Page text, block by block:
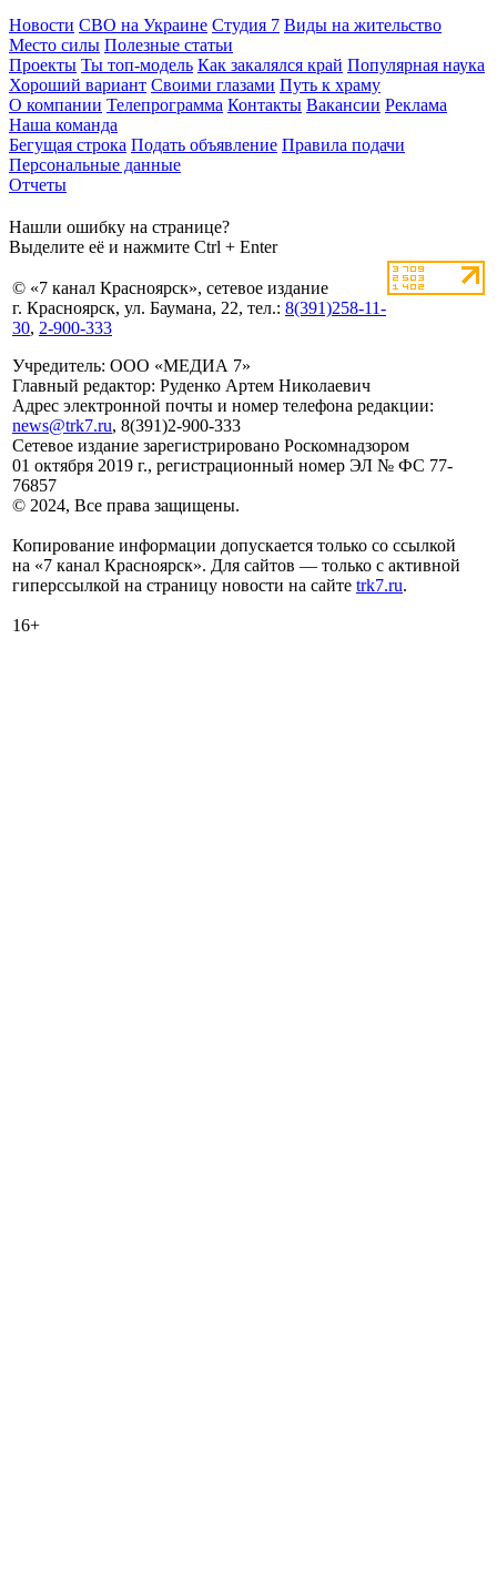
Новости СВО на Украине Студия 7 Виды на жительство
Место силы Полезные статьи
Проекты Ты топ-модель Как закалялся край Популярная наука
Хороший вариант Своими глазами Путь к храму
О компании Телепрограмма Контакты Вакансии Реклама
Наша команда
Бегущая строка Подать объявление Правила подачи
Персональные данные
Отчеты
Нашли ошибку на странице?
Выделите её и нажмите Ctrl + Enter
© «7 канал Красноярск», сетевое издание
г. Красноярск, ул. Баумана, 22, тел.: 8(391)258-11-
30, 2-900-333
Учредитель: ООО «МЕДИА 7»
Главный редактор: Руденко Артем Николаевич
Адрес электронной почты и номер телефона редакции:
news@trk7.ru, 8(391)2-900-333
Сетевое издание зарегистрировано Роскомнадзором
01 октября 2019 г., регистрационный номер ЭЛ № ФС 77-
76857
© 2024, Все права защищены.
Копирование информации допускается только со ссылкой
на «7 канал Красноярск». Для сайтов — только с активной
гиперссылкой на страницу новости на сайте trk7.ru.
16+